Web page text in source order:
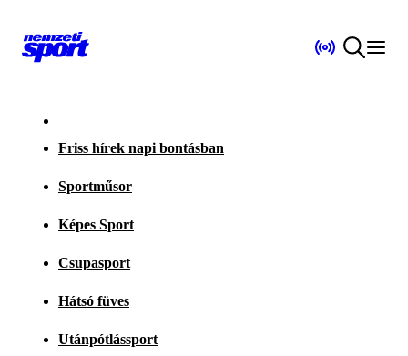
Friss hírek napi bontásban
Sportműsor
Képes Sport
Csupasport
Hátsó füves
Utánpótlássport